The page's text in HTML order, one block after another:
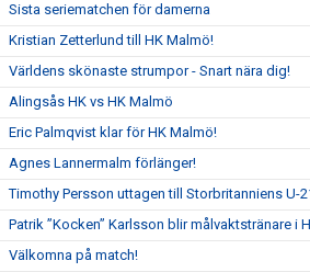
Sista seriematchen för damerna
Kristian Zetterlund till HK Malmö!
Världens skönaste strumpor - Snart nära dig!
Alingsås HK vs HK Malmö
Eric Palmqvist klar för HK Malmö!
Agnes Lannermalm förlänger!
Timothy Persson uttagen till Storbritanniens U-
Patrik ”Kocken” Karlsson blir målvaktstränare i
Välkomna på match!